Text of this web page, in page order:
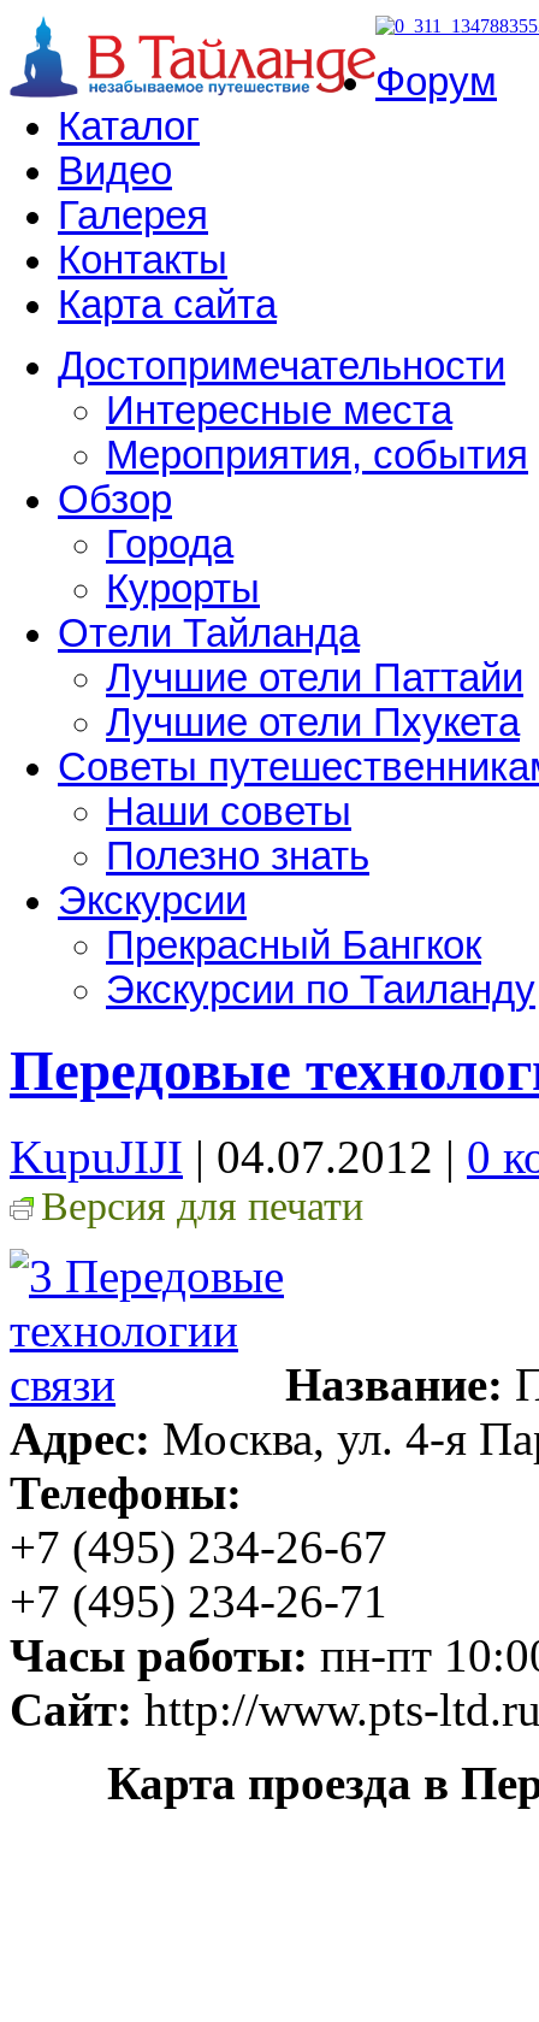
Форум
Каталог
Видео
Галерея
Контакты
Карта сайта
Достопримечательности
Интересные места
Мероприятия, события
Обзор
Города
Курорты
Отели Тайланда
Лучшие отели Паттайи
Лучшие отели Пхукета
Советы
Наши советы
Полезно знать
Экскурсии
Прекрасный Бангкок
Экскурсии по Таиланду
Передовые
KupuJIJI | 04.07.2012 | 0
Версия для печати
Название:
Адрес: Москва, ул. 4-я
Телефоны:
+7 (495) 234-26-67
+7 (495) 234-26-71
Часы работы: пн-пт
Сайт: http://www.pts-
Карта проезда в